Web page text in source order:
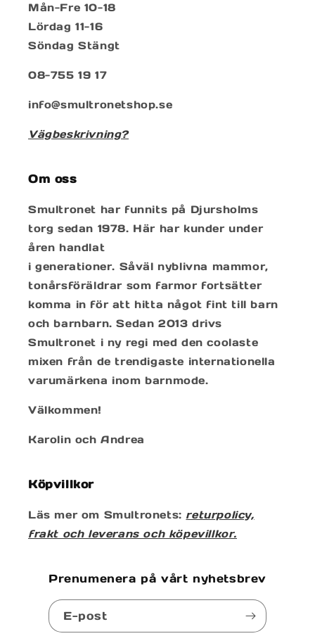
Mån-Fre 10-18
Lördag 11-16
Söndag Stängt
08-755 19 17
info@smultronetshop.se
Vägbeskrivning?
Om oss
Smultronet har funnits på Djursholms
torg sedan 1978. Här har kunder under
åren handlat
i generationer. Såväl nyblivna mammor,
tonårsföräldrar som farmor fortsätter
komma in för att hitta något fint till barn
och barnbarn. Sedan 2013 drivs
Smultronet i ny regi med den coolaste
mixen från de trendigaste internationella
varumärkena inom barnmode.
Välkommen!
Karolin och Andrea
Köpvillkor
Läs mer om Smultronets: returpolicy,
frakt och leverans och köpevillkor.
Prenumenera på vårt nyhetsbrev
E-post